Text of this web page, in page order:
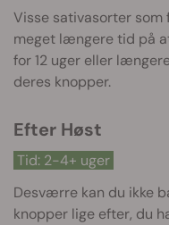
Visse sativasorter som
meget længere tid på
for 12 uger eller
deres knopper.
Efter Høst
Tid: 2-4+ uger
Desværre kan du ikke
knopper lige efter, du